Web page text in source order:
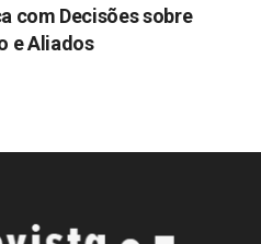
com Decisões sobre
e Aliados